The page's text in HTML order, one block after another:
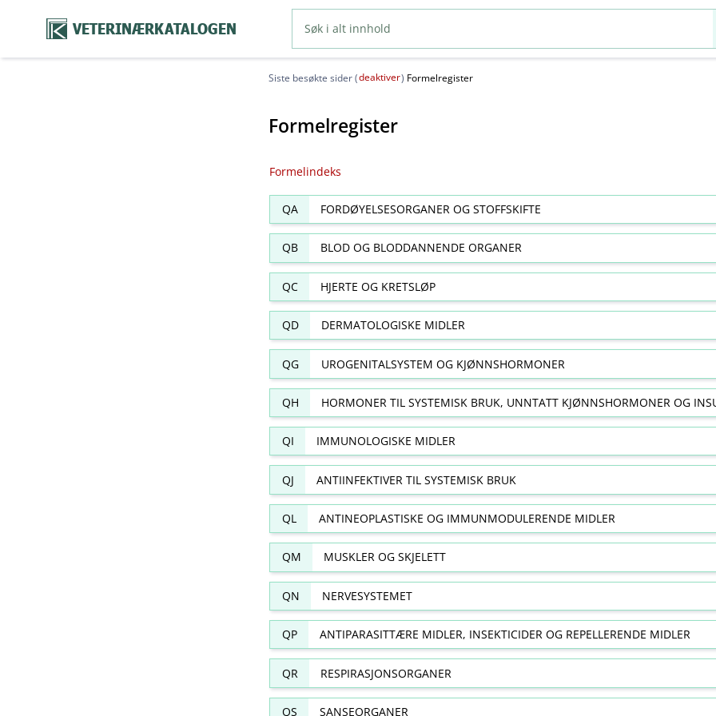
VETERINÆRKATALOGEN
Siste besøkte sider (deaktiver) Formelregister
Formelregister
Formelindeks
QA FORDØYELSESORGANER OG STOFFSKIFTE
QB BLOD OG BLODDANNENDE ORGANER
QC HJERTE OG KRETSLØP
QD DERMATOLOGISKE MIDLER
QG UROGENITALSYSTEM OG KJØNNSHORMONER
QH HORMONER TIL SYSTEMISK BRUK, UNNTATT KJØNNSHORMONER OG
QI IMMUNOLOGISKE MIDLER
QJ ANTIINFEKTIVER TIL SYSTEMISK BRUK
QL ANTINEOPLASTISKE OG IMMUNMODULERENDE MIDLER
QM MUSKLER OG SKJELETT
QN NERVESYSTEMET
QP ANTIPARASITTÆRE MIDLER, INSEKTICIDER OG REPELLERENDE MIDLER
QR RESPIRASJONSORGANER
QS SANSEORGANER